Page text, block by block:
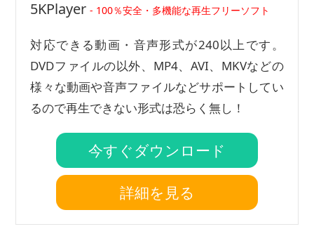
5KPlayer- 100％安全・多機能な再生フリーソフト
対応できる動画・音声形式が240以上です。
DVDファイルの以外、MP4、AVI、MKVなどの
様々な動画や音声ファイルなどサポートしてい
るので再生できない形式は恐らく無し！
今すぐダウンロード
詳細を見る